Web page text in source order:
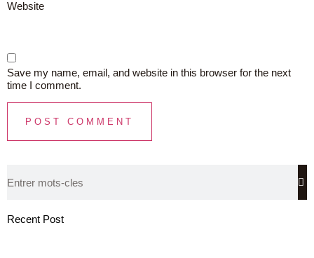
Recent Post
Website
Save my name, email, and website in this browser for the next
time I comment.